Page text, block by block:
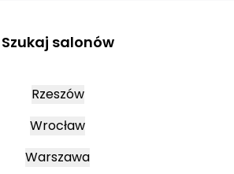
Szukaj salonów
Rzeszów
Wrocław
Warszawa